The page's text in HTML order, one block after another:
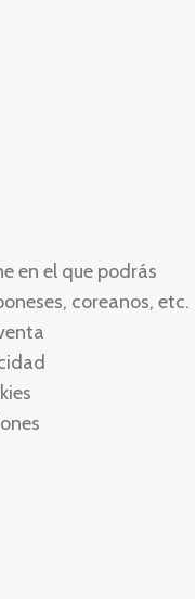
en el que podrás
coreanos, etc.